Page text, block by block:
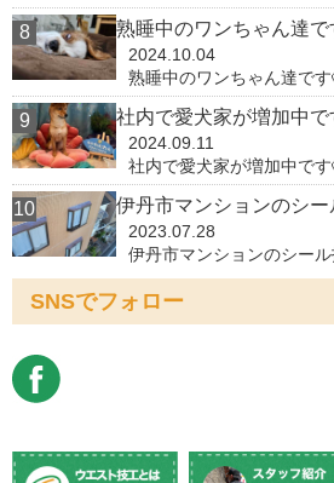
熟睡中のワンちゃん達で
2024.10.04
熟睡中のワンちゃん達で
社内で愛犬家が増加中で
2024.09.11
社内で愛犬家が増加中で
伊丹市マンションのシー
2023.07.28
伊丹市マンションのシール
SNSでフォロー